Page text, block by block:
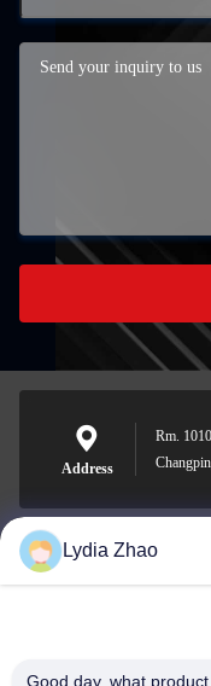
Address
Rm.
Lydia Zhao
Good day, what